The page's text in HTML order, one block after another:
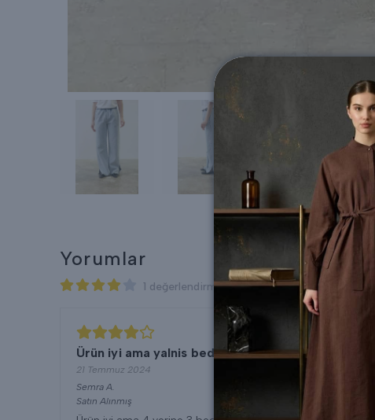
Yorumlar
1 değerlendirmeye göre
Ürün iyi ama yalnis beden gelmis
21 Temmuz 2024
Semra A.
Satın Alınmış